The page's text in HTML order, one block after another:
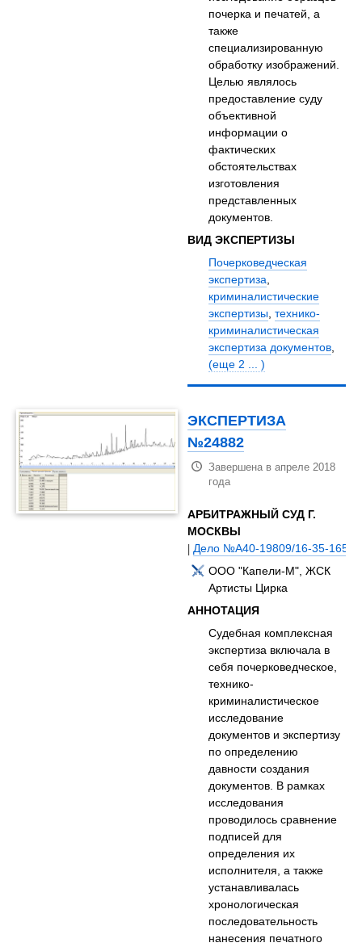
почерка и печатей, а
также
специализированную
обработку изображений.
Целью являлось
предоставление суду
объективной
информации о
фактических
обстоятельствах
изготовления
представленных
документов.
ВИД ЭКСПЕРТИЗЫ
Почерковедческая
экспертиза,
криминалистические
экспертизы,технико-
криминалистическая
экспертиза документов,
(еще 2 ... )
ЭКСПЕРТИЗА
№24882
Завершена в апреле 2018
года
АРБИТРАЖНЫЙ СУД Г.
МОСКВЫ
|Дело №А40-19809/16-35-165
ООО "Капели-М", ЖСК
Артисты Цирка
АННОТАЦИЯ
Судебная комплексная
экспертиза включала в
себя почерковедческое,
технико-
криминалистическое
исследование
документов и экспертизу
по определению
давности создания
документов. В рамках
исследования
проводилось сравнение
подписей для
определения их
исполнителя, а также
устанавливалась
хронологическая
последовательность
нанесения печатного